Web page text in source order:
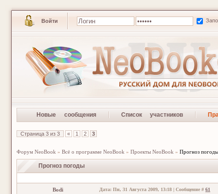
Войти
Новые сообщения Список участников
Страница 3 из 3 « 1 2 3
Форум NeoBook » Всё о программе NeoBook » Проекты NeoBook » Прогноз погоды
Прогноз погоды
Bodi Дата: Пн, 31 Августа 2009, 13:18 | Сообщение # 61